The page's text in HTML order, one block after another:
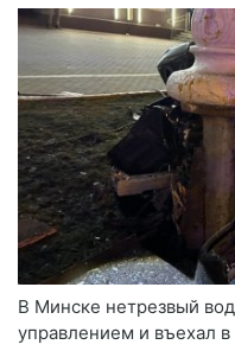
В Минске нетрезвый
управлением и въехал